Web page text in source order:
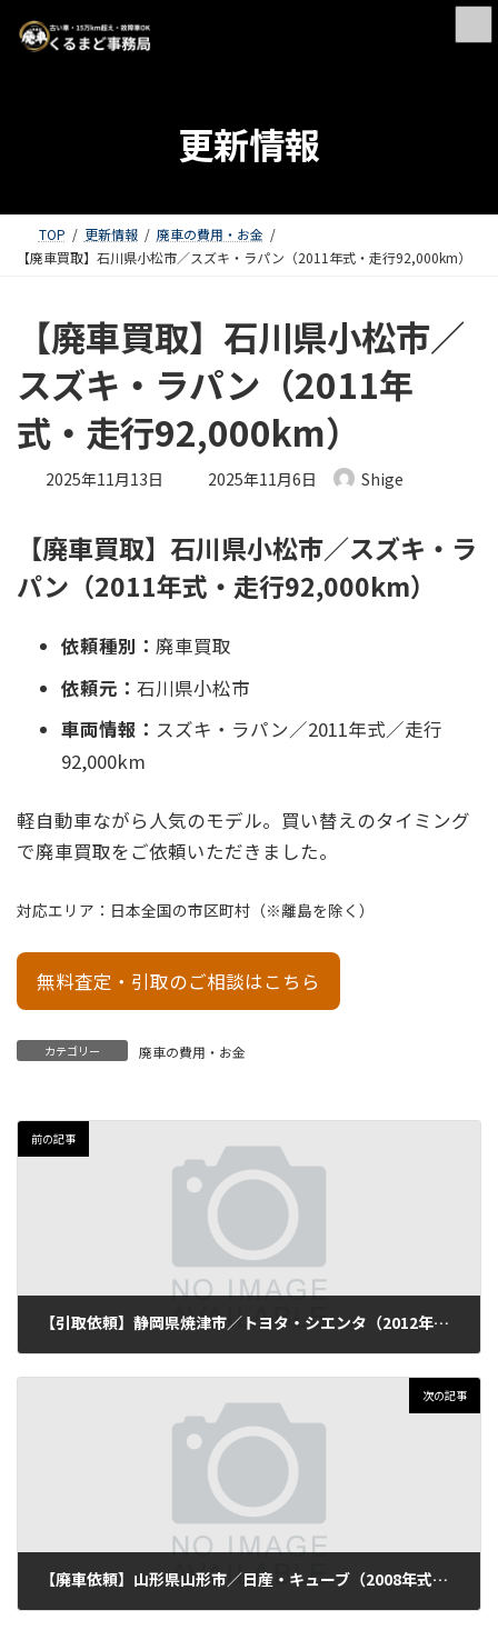
更新情報
TOP 更新情報
廃車の費用・お金
【廃車買取】石川県小松市／スズキ・ラパン（2011年式・走行92,000km）
【廃車買取】石川県小松市／
スズキ・ラパン（2011年
式・走行92,000km）
2025年11月13日 最終更新日時 :
2025年11月6日 Shige
【廃車買取】石川県小松市／スズキ・ラ
パン（2011年式・走行92,000km）
依頼種別： 廃車買取
依頼元： 石川県小松市
車両情報： スズキ・ラパン／2011年式／走行
92,000km
軽自動車ながら人気のモデル。買い替えのタイミング
で廃車買取をご依頼いただきました。
対応エリア：日本全国の市区町村（※離島を除く）
無料査定・引取のご相談はこちら
カテゴリー 廃車の費用・お金
前の記事
【引取依頼】静岡県焼津市／トヨタ・シエンタ（2012年式・走行140,000km）
次の記事
【廃車依頼】山形県山形市／日産・キューブ（2008年式・走行115,000km）